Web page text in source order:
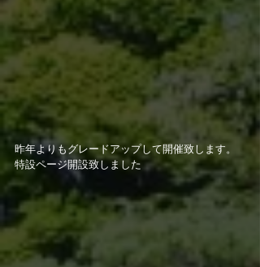
昨年よりもグレードアップして開催致します。
特設ページ開設致しました